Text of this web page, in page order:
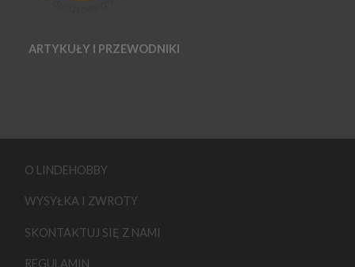
ARTYKUŁY I PRZEWODNIKI
O LINDEHOBBY
WYSYŁKA I ZWROTY
SKONTAKTUJ SIĘ Z NAMI
REGULAMIN